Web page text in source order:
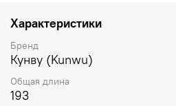
Клинок имеет рабочую
выполнен из порошковой стали
Инструкция по эксплуатации и
https://www.ostrograd.ru/page/
Характеристики
Бренд
Кунву (Kunwu)
Общая длина
193